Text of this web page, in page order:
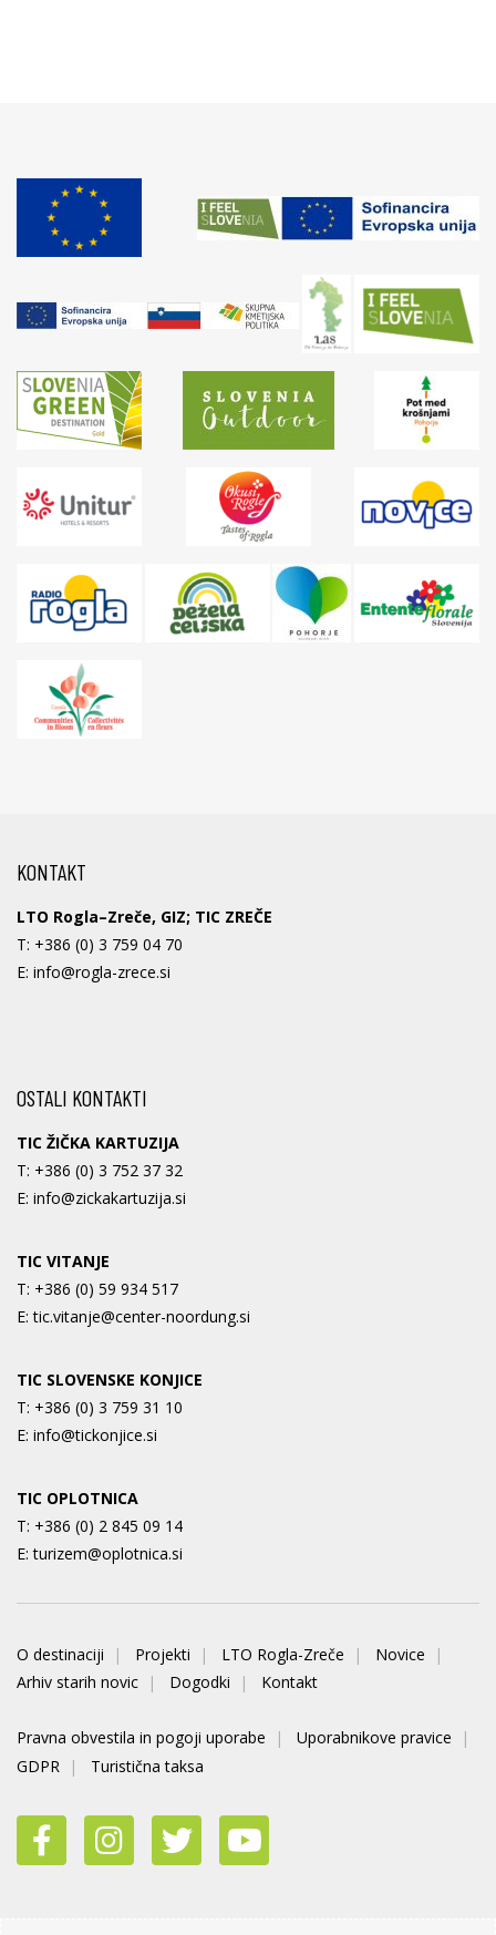
KONTAKT
LTO Rogla–Zreče, GIZ; TIC ZREČE
T: +386 (0) 3 759 04 70
E: info@rogla-zrece.si
OSTALI KONTAKTI
TIC ŽIČKA KARTUZIJA
T: +386 (0) 3 752 37 32
E: info@zickakartuzija.si
TIC VITANJE
T: +386 (0) 59 934 517
E:tic.vitanje@center-noordung.si
TIC SLOVENSKE KONJICE
T: +386 (0) 3 759 31 10
E: info@tickonjice.si
TIC OPLOTNICA
T: +386 (0) 2 845 09 14
E:turizem@oplotnica.si
O destinaciji Projekti LTO Rogla-Zreče
Novice
Arhiv starih novic
Dogodki Kontakt
Pravna obvestila in pogoji uporabe
Uporabnikove pravice
GDPR
Turistična taksa